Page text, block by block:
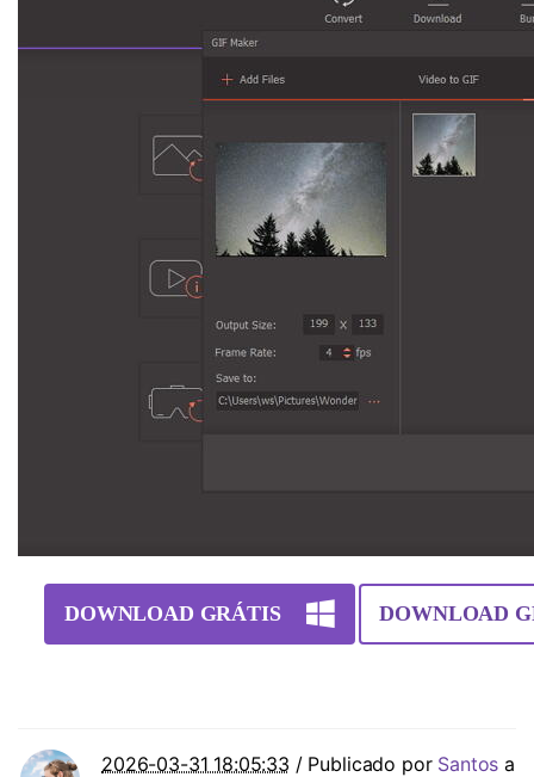
DOWNLOAD GRÁTIS DOWNLOAD
2026-03-31 18:05:33 / Publicado por Santos a